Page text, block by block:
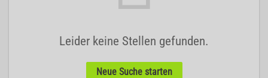
Leider keine Stellen gefunden.
Neue Suche starten